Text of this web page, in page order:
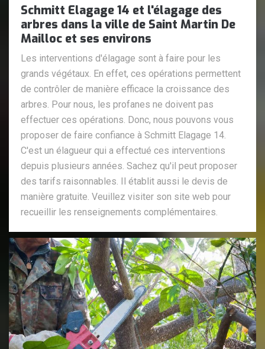
Schmitt Elagage 14 et l'élagage des
arbres dans la ville de Saint Martin De
Mailloc et ses environs
Les interventions d'élagage sont à faire pour les
grands végétaux. En effet, ces opérations permettent
de contrôler de manière efficace la croissance des
arbres. Pour nous, les profanes ne doivent pas
effectuer ces opérations. Donc, nous pouvons vous
proposer de faire confiance à Schmitt Elagage 14.
C'est un élagueur qui a effectué ces interventions
depuis plusieurs années. Sachez qu'il peut proposer
des tarifs raisonnables. Il établit aussi le devis de
manière gratuite. Veuillez visiter son site web pour
recueillir les renseignements complémentaires.